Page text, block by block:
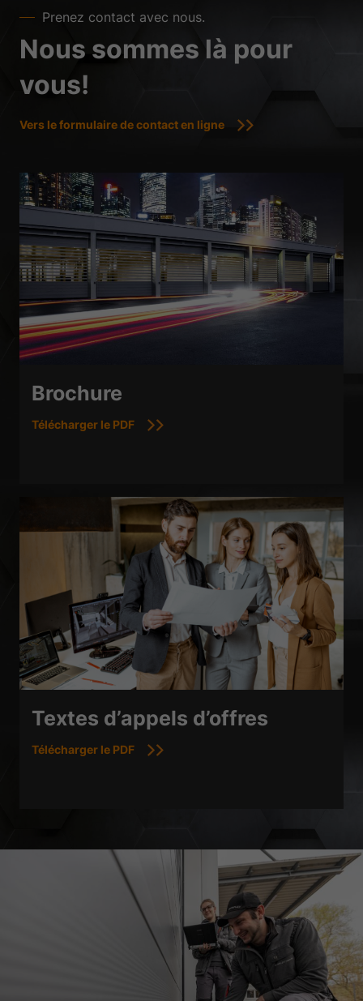
Prenez contact avec nous.
Nous sommes là pour
vous!
Vers le formulaire de contact en ligne
Brochure
Télécharger le PDF
Textes d’appels d’offres
Télécharger le PDF